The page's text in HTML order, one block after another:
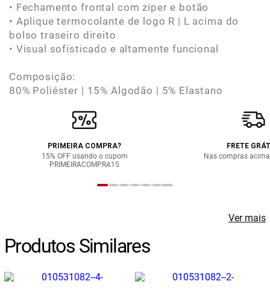
• Fechamento frontal com zíper e botão
• Aplique termocolante de logo R | L acima do
bolso traseiro direito
• Visual sofisticado e altamente funcional
Composição:
80% Poliéster | 15% Algodão | 5% Elastano
PRIMEIRA COMPRA?
15% OFF usando o cupom
PRIMEIRACOMPRA15
FRETE
Nas compras
Produtos Similares
Ver mais